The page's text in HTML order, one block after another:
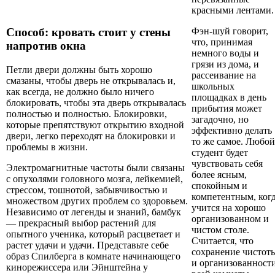
Способ: кровать стоит у стены
напротив окна
Петли двери должны быть хорошо
смазаны, чтобы дверь не открывалась и,
как всегда, не должно было ничего
блокировать, чтобы эта дверь открывалась
полностью и полностью. Блокировки,
которые препятствуют открытию входной
двери, легко переходят на блокировки и
проблемы в жизни.
Электромагнитные частоты были связаны
с опухолями головного мозга, лейкемией,
стрессом, тошнотой, забывчивостью и
множеством других проблем со здоровьем.
Независимо от легенды и знаний, бамбук
— прекрасный выбор растений для
опытного ученика, который расцветает и
растет удачи и удачи. Представьте себе
образ Спилберга в комнате начинающего
кинорежиссера или Эйнштейна у
красными лентами.
Фэн-шуй говорит,
что, принимая
немного воды и
грязи из дома, и
рассеивание на
школьных
площадках в день
прибытия может
загадочно, но
эффективно делать
то же самое. Любой
студент будет
чувствовать себя
более ясным,
спокойным и
компетентным,
учится на хорошо
организованном и
чистом столе.
Считается, что
сохранение
и